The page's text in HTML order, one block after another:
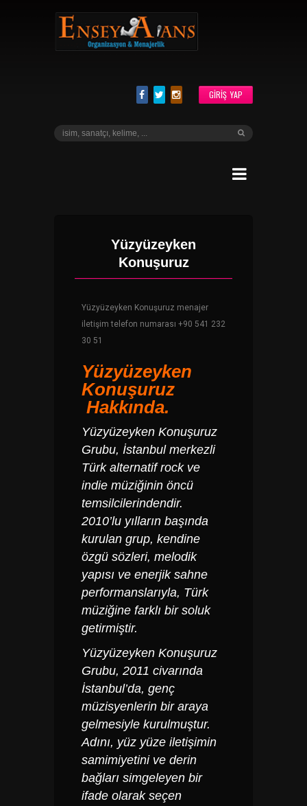
GIRIŞ YAP
Yüzyüzeyken
Konuşuruz
Yüzyüzeyken Konuşuruz menajer
iletişim telefon numarası +90 541 232
30 51
Yüzyüzeyken
Konuşuruz
Hakkında.
Yüzyüzeyken Konuşuruz
Grubu, İstanbul merkezli
Türk alternatif rock ve
indie müziğinin öncü
temsilcilerindendir.
2010’lu yılların başında
kurulan grup, kendine
özgü sözleri, melodik
yapısı ve enerjik sahne
performanslarıyla, Türk
müziğine farklı bir soluk
getirmiştir.
Yüzyüzeyken Konuşuruz
Grubu, 2011 civarında
İstanbul’da, genç
müzisyenlerin bir araya
gelmesiyle kurulmuştur.
Adını, yüz yüze iletişimin
samimiyetini ve derin
bağları simgeleyen bir
ifade olarak seçen